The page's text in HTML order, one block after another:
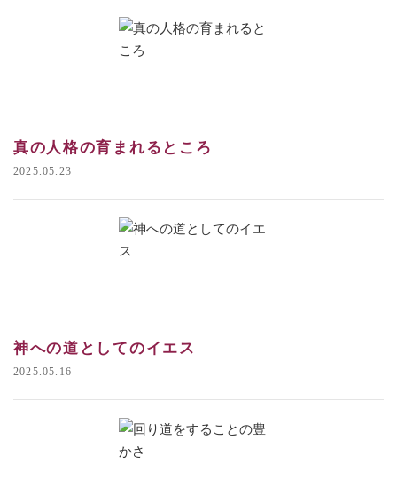
真の人格の育まれるところ
2025.05.23
神への道としてのイエス
2025.05.16